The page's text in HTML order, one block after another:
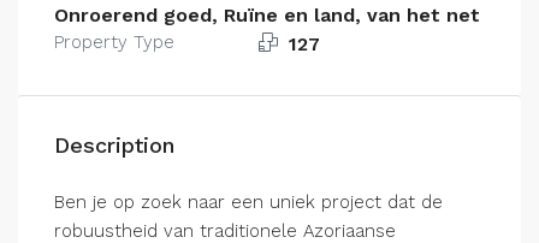
Onroerend goed, Ruïne en land, van het net
Property Type 127
Description
Ben je op zoek naar een uniek project dat de
robuustheid van traditionele Azoriaanse